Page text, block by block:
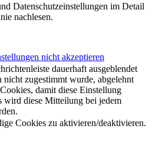
Datenschutzeinstellungen im Detail
nachlesen.
nicht akzeptieren
dauerhaft ausgeblendet
zugestimmt wurde, abgelehnt
damit diese Einstellung
wird diese Mitteilung bei jedem
Cookies zu aktivieren/deaktivieren.